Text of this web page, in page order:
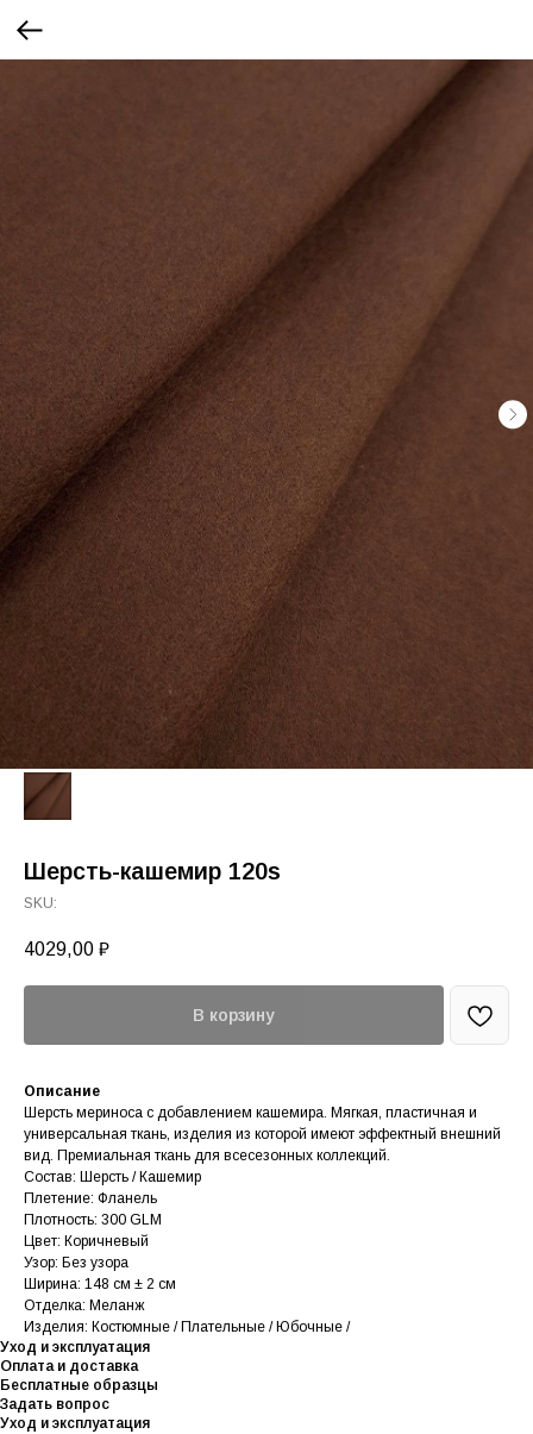
Шерсть-кашемир 120s
SKU:
4029,00 ₽
В корзину
Описание
Шерсть мериноса с добавлением кашемира. Мягкая, пластичная и
универсальная ткань, изделия из которой имеют эффектный внешний
вид. Премиальная ткань для всесезонных коллекций.
Состав: Шерсть / Кашемир
Плетение: Фланель
Плотность: 300 GLM
Цвет: Коричневый
Узор: Без узора
Ширина: 148 см ± 2 см
Отделка: Меланж
Изделия: Костюмные / Плательные / Юбочные /
Уход и эксплуатация
Оплата и доставка
Бесплатные образцы
Задать вопрос
Уход и эксплуатация